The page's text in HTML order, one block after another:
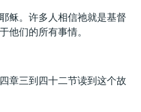
稣。许多人相信祂就是基督
们的所有事情。
章三到四十二节读到这个故